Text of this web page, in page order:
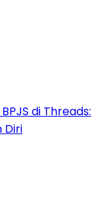
di Threads:
Diri